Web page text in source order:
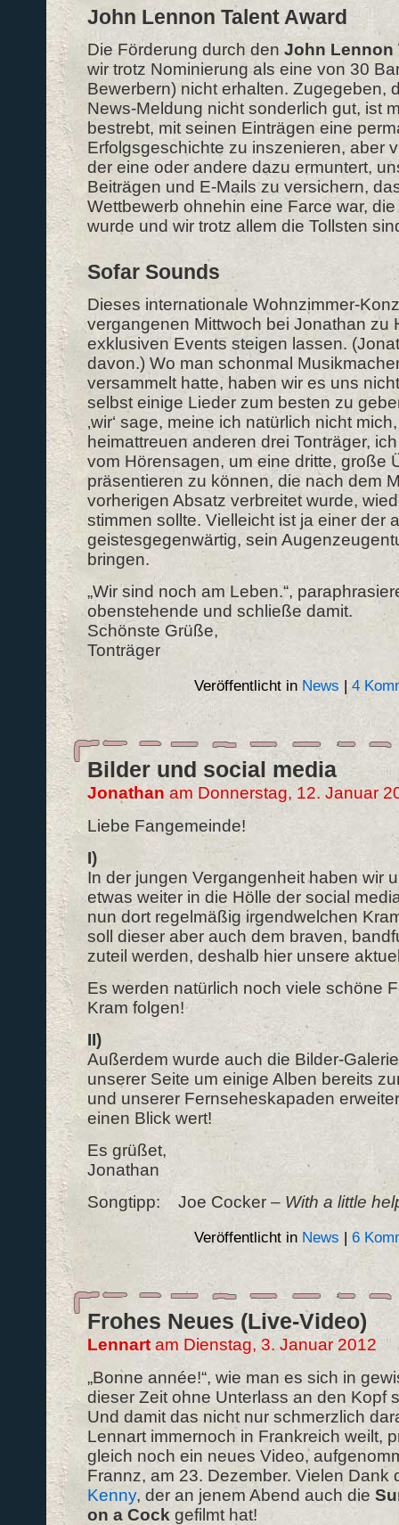
John Lennon Talent Award
Die Förderung durch den John Lennon
wir trotz Nominierung als eine von 30
Bewerbern) nicht erhalten. Zugegeben,
News-Meldung nicht sonderlich gut, ist
bestrebt, mit seinen Einträgen eine
Erfolgsgeschichte zu inszenieren, aber
der eine oder andere dazu ermuntert,
Beiträgen und E-Mails zu versichern,
Wettbewerb ohnehin eine Farce war,
wurde und wir trotz allem die Tollsten
Sofar Sounds
Dieses internationale Wohnzimmer-
vergangenen Mittwoch bei Jonathan zu
exklusiven Events steigen lassen.
davon.) Wo man schonmal
versammelt hatte, haben wir es uns
selbst einige Lieder zum besten zu
‚wir‘ sage, meine ich natürlich nicht
heimattreuen anderen drei Tonträger,
vom Hörensagen, um eine dritte, große
präsentieren zu können, die nach dem
vorherigen Absatz verbreitet wurde,
stimmen sollte. Vielleicht ist ja einer der
geistesgegenwärtig, sein
bringen.
„Wir sind noch am Leben.“,
obenstehende und schließe damit.
Schönste Grüße,
Tonträger
Veröffentlicht in News | 4
Bilder und social media
Jonathan am Donnerstag, 12. Januar
Liebe Fangemeinde!
I)
In der jungen Vergangenheit haben wir
etwas weiter in die Hölle der social
nun dort regelmäßig irgendwelchen
soll dieser aber auch dem braven,
zuteil werden, deshalb hier unsere
Es werden natürlich noch viele schöne
Kram folgen!
II)
Außerdem wurde auch die Bilder-
unserer Seite um einige Alben bereits
und unserer Fernseheskapaden
einen Blick wert!
Es grüßet,
Jonathan
Songtipp: Joe Cocker – With a little
Veröffentlicht in News | 6
Frohes Neues (Live-Video)
Lennartam Dienstag, 3. Januar 2012
„Bonne année!“, wie man es sich in
dieser Zeit ohne Unterlass an den Kopf
Und damit das nicht nur schmerzlich
Lennart immernoch in Frankreich weilt,
gleich noch ein neues Video,
Frannz, am 23. Dezember. Vielen Dank
Kenny, der an jenem Abend auch die
on a Cock gefilmt hat!